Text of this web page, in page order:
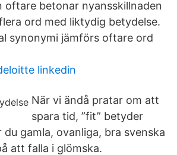
oftare betonar nyansskillnaden
ord med liktydig betydelse.
synonymi jämförs oftare ord
linkedin
När vi ändå pratar om att
spara tid, ”fit” betyder
gamla, ovanliga, bra svenska
att falla i glömska.